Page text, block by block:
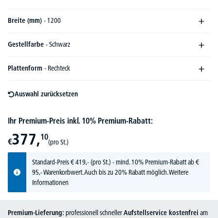
Breite (mm) - 1200
Gestellfarbe - Schwarz
Plattenform - Rechteck
Auswahl zurücksetzen
Ihr Premium-Preis inkl. 10% Premium-Rabatt:
€377,10
(pro St.)
Standard-Preis€419,-(pro St.) - mind. 10% Premium-Rabatt ab €
95,- Warenkorbwert. Auch bis zu 20% Rabatt möglich.Weitere
Informationen
Premium-Lieferung: professionell schnellerAufstellservice kostenfrei am